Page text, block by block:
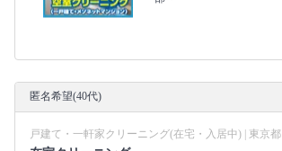
匿名希望(40代)
戸建て・一軒家クリーニング(在宅・入居中) | 東京都